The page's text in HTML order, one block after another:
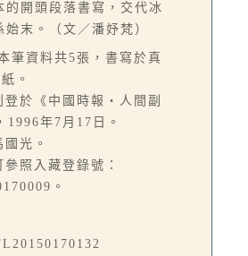
的開頭段落書寫，交代冰
始末。（文／潘妤梵）
筆資料共5張，書寫於真
。
登於《中國時報‧人間副
1996年7月17日。
光。
照入藏登錄號：
。